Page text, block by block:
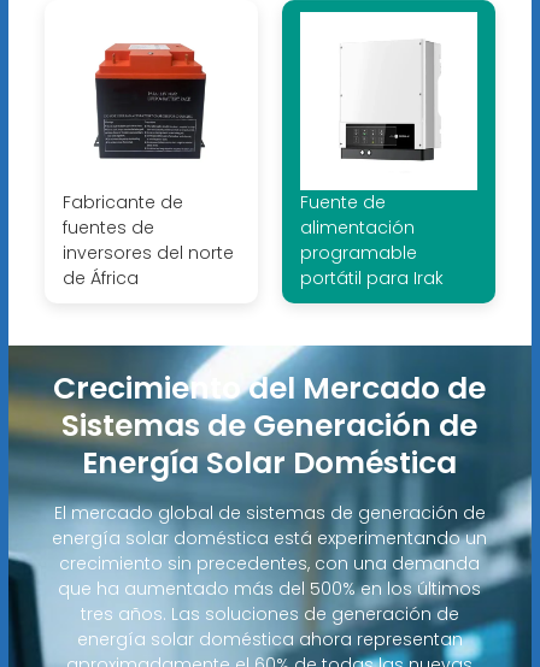
Fabricante de
fuentes de
inversores del norte
de África
Fuente de
alimentación
programable
portátil para Irak
Crecimiento del Mercado de
Sistemas de Generación de
Energía Solar Doméstica
El mercado global de sistemas de generación de
energía solar doméstica está experimentando un
crecimiento sin precedentes, con una demanda
que ha aumentado más del 500% en los últimos
tres años. Las soluciones de generación de
energía solar doméstica ahora representan